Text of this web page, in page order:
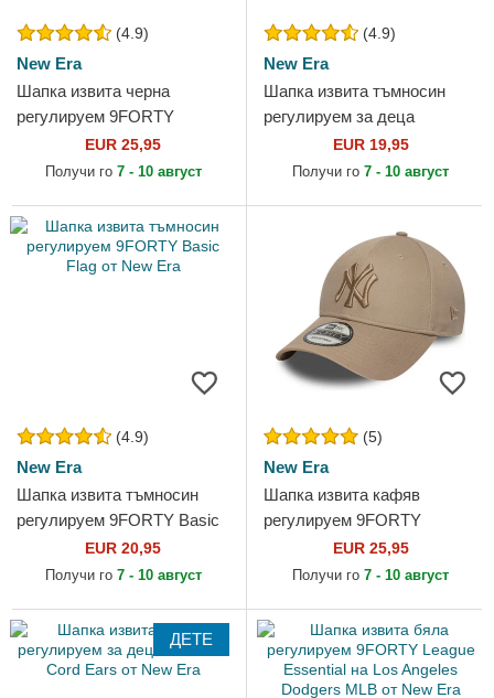
(4.9)
New Era
Шапка извита черна
регулируем 9FORTY
Essential на Los Angeles
Dodgers MLB от New Era
EUR 25,95
Получи го 7 - 10 август
(4.9)
New Era
Шапка извита тъмносин
регулируем за деца
9FORTY Essential на New
York Yankees MLB от New
EUR 19,95
Получи го 7 - 10 август
(4.9)
New Era
Шапка извита тъмносин
регулируем 9FORTY Basic
Flag от New Era
EUR 20,95
Получи го 7 - 10 август
(5)
New Era
Шапка извита кафяв
регулируем 9FORTY
League Essential на New
York Yankees MLB от New
EUR 25,95
Получи го 7 - 10 август
ДЕТЕ